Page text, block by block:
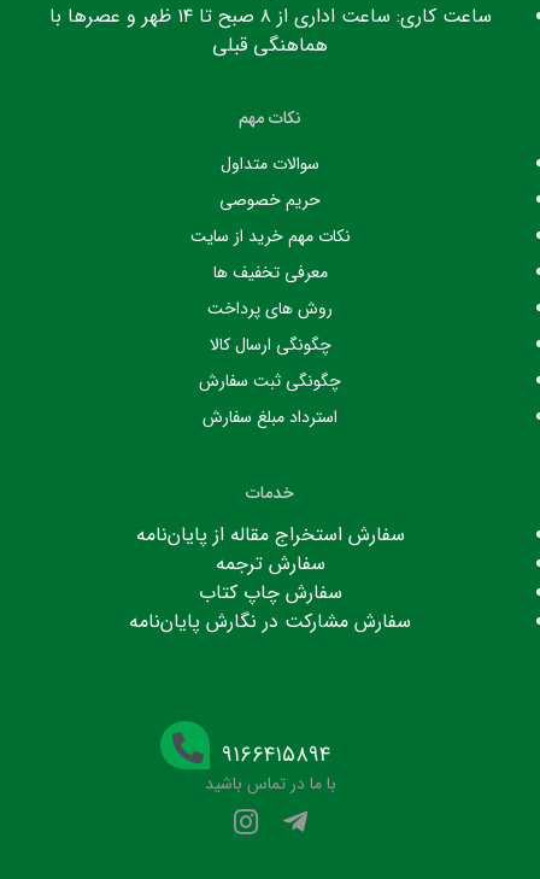
ساعت کاری: ساعت اداری از ۸ صبح تا ۱۴ ظهر و عصرها با
هماهنگی قبلی
نکات مهم
سوالات متداول
حریم خصوصی
نکات مهم خرید از سایت
معرفی تخفیف ها
روش های پرداخت
چگونگی ارسال کالا
چگونگی ثبت سفارش
استرداد مبلغ سفارش
خدمات
سفارش استخراج مقاله از پایان‌نامه
سفارش ترجمه
سفارش چاپ کتاب
سفارش مشارکت در نگارش پایان‌نامه
۹۱۶۶۴۱۵۸۹۴
با ما در تماس باشید